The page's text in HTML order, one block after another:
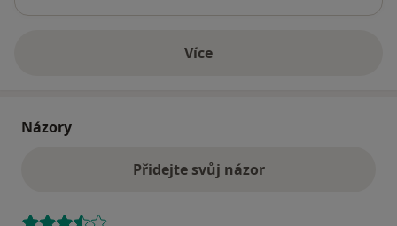
Víceo adrese
Názory
Přidejte svůj názor